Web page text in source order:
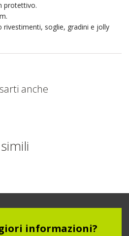
protettivo.
rivestimenti, soglie, gradini e jolly
anche
informazioni?